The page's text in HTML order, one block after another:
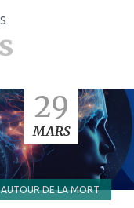
AUTOUR DE LA MORT
29
MARS